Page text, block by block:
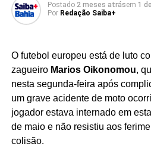
Postado 2 meses atrásem 1
Por Redação Saiba+
O futebol europeu está de luto
zagueiro Marios Oikonomou,
nesta segunda-feira após
um grave acidente de moto
jogador estava internado em
de maio e não resistiu aos
colisão.